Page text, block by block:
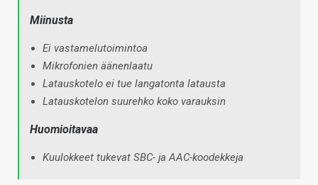
Miinusta
Ei vastamelutoimintoa
Mikrofonien äänenlaatu
Latauskotelo ei tue langatonta latausta
Latauskotelon suurehko koko varauksin
Huomioitavaa
Kuulokkeet tukevat SBC- ja AAC-koodekkeja